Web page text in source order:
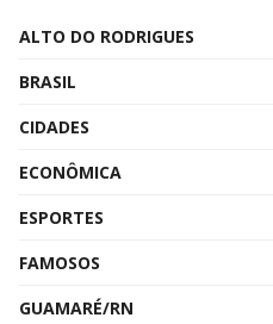
ALTO DO RODRIGUES
BRASIL
CIDADES
ECONÔMICA
ESPORTES
FAMOSOS
GUAMARÉ/RN